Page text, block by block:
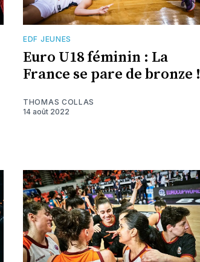
EDF JEUNES
Euro U18 féminin : La
France se pare de bronze !
THOMAS COLLAS
14 août 2022